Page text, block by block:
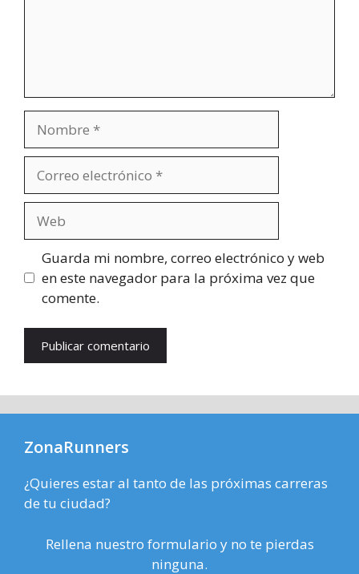
electrónico
Guarda mi nombre, correo electrónico y web
en este navegador para la próxima vez que
comente.
ZonaRunners
¿Quieres estar al tanto de las próximas carreras
de tu ciudad?
Rellena nuestro formulario y no te pierdas
ninguna.